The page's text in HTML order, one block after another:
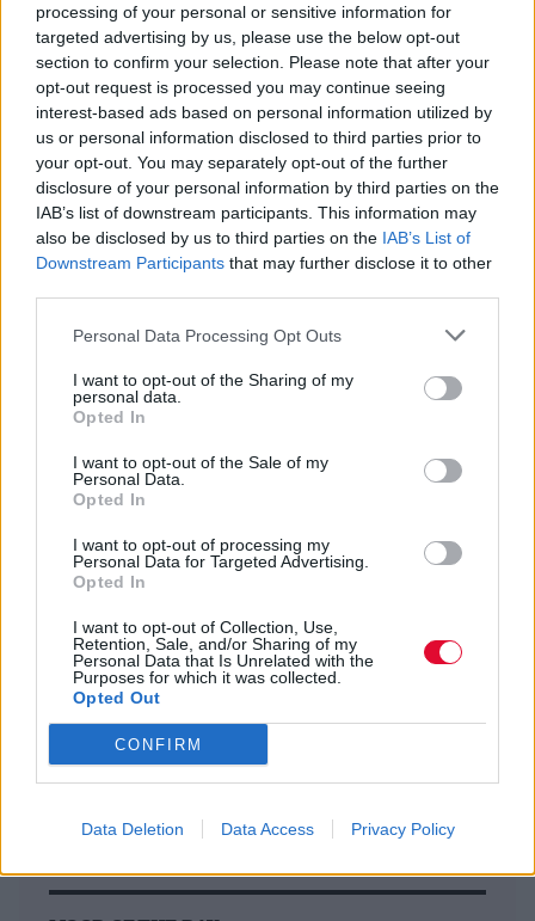
processing of your personal or sensitive information for
targeted advertising by us, please use the below opt-out
section to confirm your selection. Please note that after your
opt-out request is processed you may continue seeing
interest-based ads based on personal information utilized by
us or personal information disclosed to third parties prior to
your opt-out. You may separately opt-out of the further
disclosure of your personal information by third parties on the
IAB’s list of downstream participants. This information may
also be disclosed by us to third parties on the IAB’s List of
Downstream Participants that may further disclose it to other
Personal Data Processing Opt Outs
I want to opt-out of the Sharing of my
personal data.
Opted In
I want to opt-out of the Sale of my
Personal Data.
Opted In
I want to opt-out of processing my
Personal Data for Targeted Advertising.
Opted In
I want to opt-out of Collection, Use,
Retention, Sale, and/or Sharing of my
Personal Data that Is Unrelated with the
Purposes for which it was collected.
Opted Out
CONFIRM
Data Deletion Data Access Privacy Policy
μέσα στην πανδημία. Είναι η έσχατη λύση
απελπισίας στην οποία μας οδηγούν.
Οι άνθρωποι του τραγουδιού στήριξαν -χωρίς
ποτέ να το κάνουν θέμα- πολλούς
ανθρώπους στην καταστροφή τους. Σας
ευχαριστούμε από την καρδιά μας για τη δική
σας στήριξη.
Θα τη χρειαστούμε έμπρακτα και τις
Πνευματικών Δικαιωμάτων, θέλουμε να μας
βοηθήσετε όλοι στην μαζική απαγόρευση
των τραγουδιών μας.Και σε όποιο άλλο μέτρο
προστασίας της ζωής μας -μαζικές μηνύσεις
κλπ- αποφασίσουμε.
Previous Article Next Article
Ακολούθησε το Avopolis Network στο